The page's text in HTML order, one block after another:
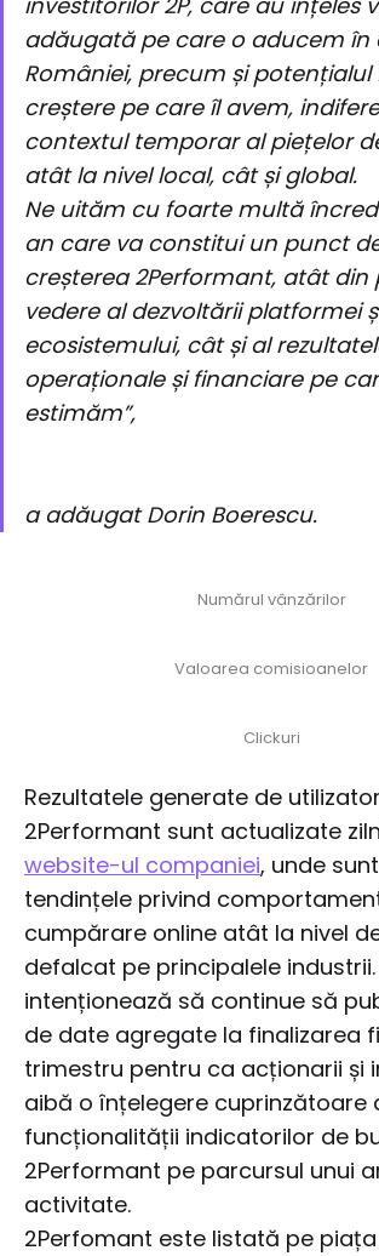
adăugată pe care o aducem în
României, precum și
creștere pe care îl avem,
contextul temporar al piețelor
atât la nivel local, cât și global.
Ne uităm cu foarte multă
an care va constitui un punct
creșterea 2Performant, atât din
vedere al dezvoltării platformei
ecosistemului, cât și al
operaționale și financiare pe
estimăm”,
a adăugat Dorin Boerescu.
Numărul vânzărilor
Valoarea comisioanelor
Clickuri
Rezultatele generate de
2Performant sunt actualizate
website-ul companiei, unde
tendințele privind
cumpărare online atât la nivel
defalcat pe principalele
intenționează să continue să
de date agregate la finalizarea
trimestru pentru ca acționarii și
aibă o înțelegere cuprinzătoare
funcționalității indicatorilor de
2Performant pe parcursul unui
activitate.
2Perfomant este listată pe piața